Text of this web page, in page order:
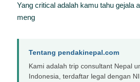
Yang critical adalah kamu tahu gejala
meng
Tentang pendakinepal.com
Kami adalah trip consultant Nepal
Indonesia, terdaftar legal dengan